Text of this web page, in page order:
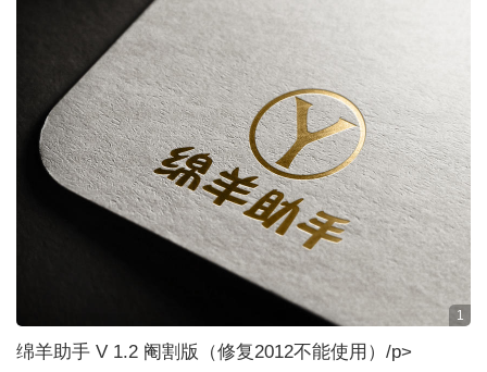
1
绵羊助手 V 1.2 阉割版（修复2012不能使用） /p>